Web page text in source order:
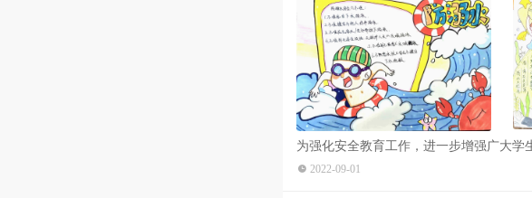
为强化安全教育工作，进一步增强广大
识，艺术与教育学院于8月24日组织202
2022-09-01